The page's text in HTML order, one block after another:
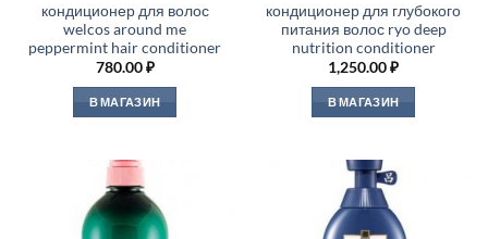
кондиционер для волос
welcos around me
peppermint hair conditioner
780.00₽
В МАГАЗИН
кондиционер для глубокого
питания волос ryo deep
nutrition conditioner
1,250.00₽
В МАГАЗИН